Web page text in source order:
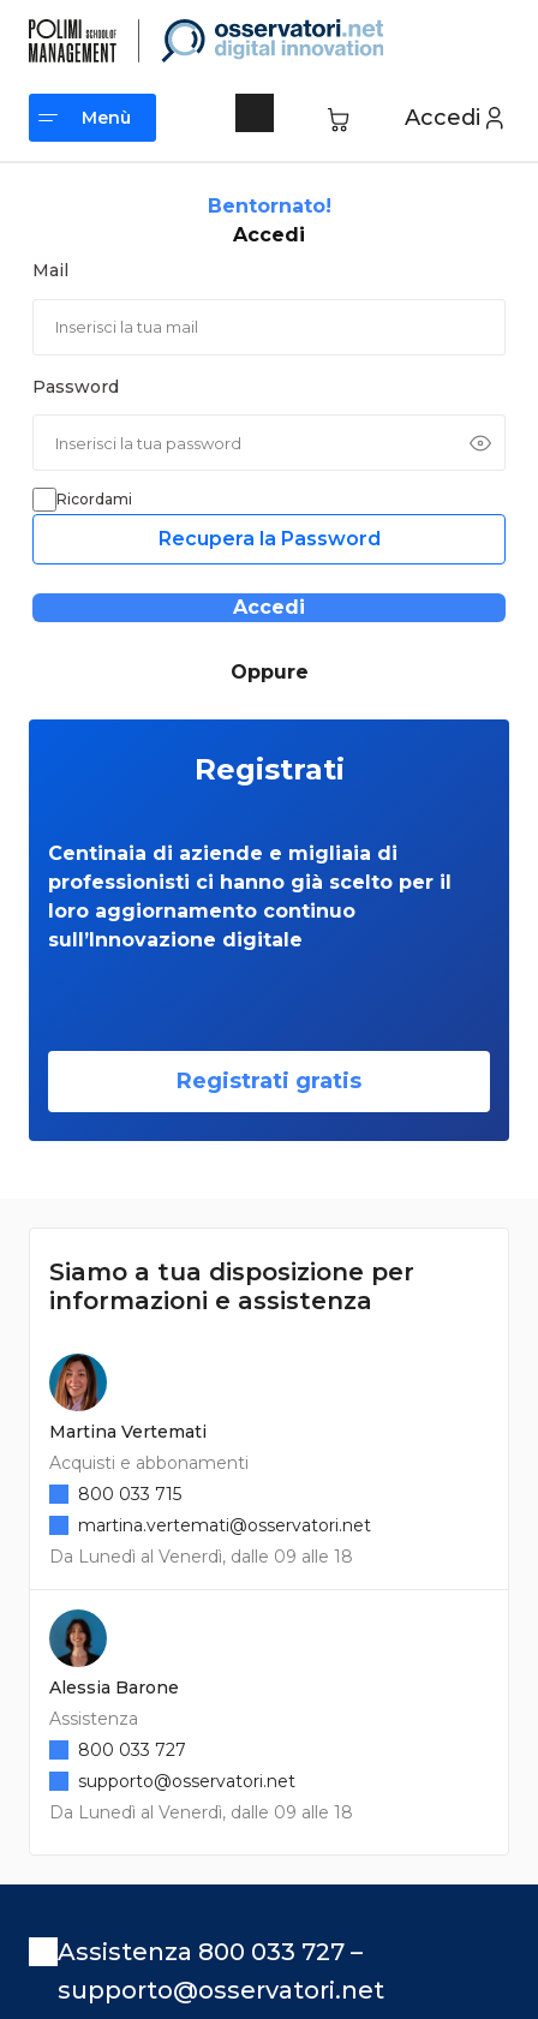
contenuto
Accedi
Menù
Bentornato!
Accedi
Mail
Password
Ricordami
Recupera la Password
Accedi
Oppure
Registrati
Centinaia di aziende e migliaia di
professionisti ci hanno già scelto per il
loro aggiornamento continuo
sull’Innovazione digitale
Registrati gratis
Siamo a tua disposizione per
informazioni e assistenza
Martina Vertemati
Acquisti e abbonamenti
Da Lunedì al Venerdì, dalle 09 alle 18
800 033 715
martina.vertemati@osservatori.net
Alessia Barone
Assistenza
Da Lunedì al Venerdì, dalle 09 alle 18
800 033 727
supporto@osservatori.net
Assistenza 800 033 727 –
supporto@osservatori.net